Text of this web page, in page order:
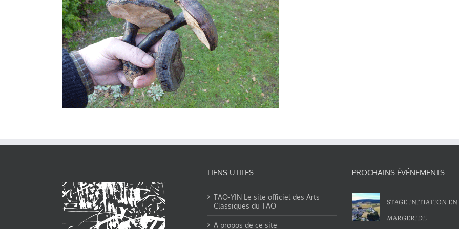
LIENS UTILES
TAO-YIN Le site officiel des Arts
Classiques du TAO
A propos de ce site
PROCHAINS ÉVÉNEMENTS
STAGE INITIATION EN
MARGERIDE